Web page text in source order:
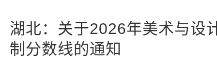
湖北：关于2026年美术与设
制分数线的通知